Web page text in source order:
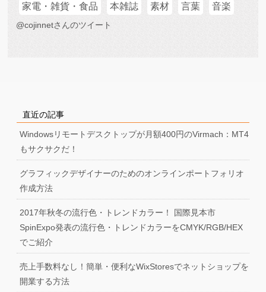
家電・雑貨・食品 本雑誌 素材 言葉 音楽
@cojinnetさんのツイート
直近の記事
Windowsリモートデスクトップが月額400円のVirmach：MT4
もサクサクだ！
グラフィックデザイナーのためのオンラインポートフォリオ
作成方法
2017年秋冬の流行色・トレンドカラー！ 国際見本市
SpinExpo発表の流行色・トレンドカラーをCMYK/RGB/HEX
でご紹介
売上手数料なし！簡単・便利なWixStoresでネットショップを
開業する方法